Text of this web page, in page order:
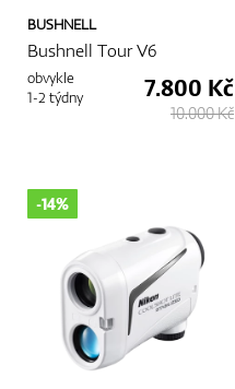
BUSHNELL
Bushnell Tour V6
obvykle
1-2 týdny
7.800 Kč
10.000 Kč
-14%